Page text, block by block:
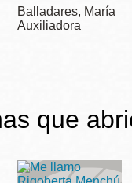
Balladares, María
Auxiliadora
que